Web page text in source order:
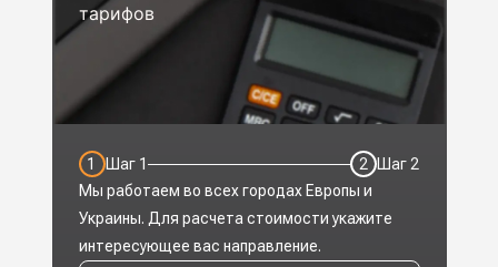
тарифов
1 Шаг1 2 Шаг 2
Мы работаем во всех городах Европы и
Украины. Для расчета стоимости укажите
интересующее вас направление.